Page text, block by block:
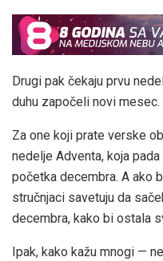
Drugi pak čekaju prvu
duhu započeli novi mesec.
Za one koji prate verske
nedelje Adventa, koja
početka decembra. A ako
stručnjaci savetuju da
decembra, kako bi ostala
Ipak, kako kažu mnogi —